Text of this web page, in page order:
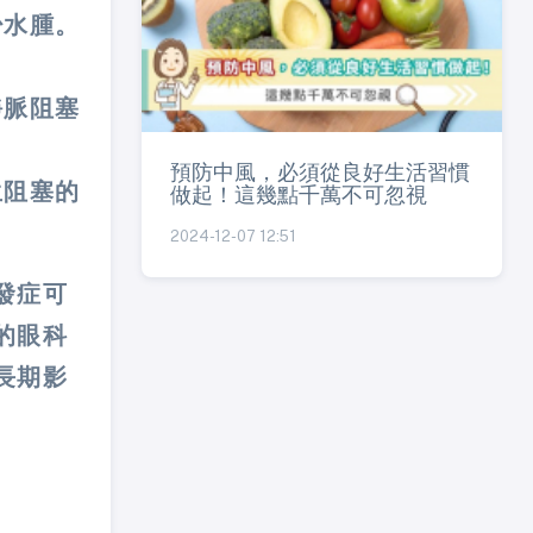
腫。
阻塞
塞的
症可
眼科
期影
預防中風，必須從良好生活習慣
做起！這幾點千萬不可忽視
2024-12-07 12:51